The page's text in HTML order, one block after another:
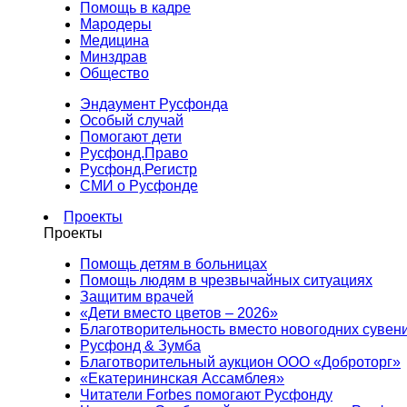
Помощь в кадре
Мародеры
Медицина
Минздрав
Общество
Эндаумент Русфонда
Особый случай
Помогают дети
Русфонд.Право
Русфонд.Регистр
СМИ о Русфонде
Проекты
Проекты
Помощь детям в больницах
Помощь людям в чрезвычайных ситуациях
Защитим врачей
«Дети вместо цветов – 2026»
Благотворительность вместо новогодних
Русфонд & Зумба
Благотворительный аукцион ООО «Доброторг»
«Екатерининская Ассамблея»
Читатели Forbes помогают Русфонду